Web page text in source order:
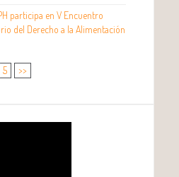
participa en V Encuentro
del Derecho a la Alimentación
5 >>